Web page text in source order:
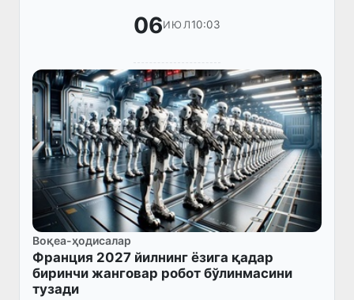
06ИЮЛ10:03
Воқеа-ҳодисалар
Франция 2027 йилнинг ёзига қадар
биринчи жанговар робот бўлинмасини
тузади